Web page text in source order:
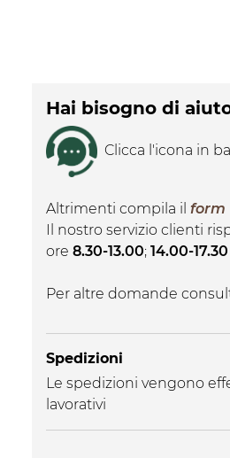
Hai bisogno di
Clicca l'icona in
Altrimenti compila il form
Il nostro servizio clienti
ore 8.30-13.00; 14.00-17.30
Per altre domande
Spedizioni
Le spedizioni vengono
lavorativi